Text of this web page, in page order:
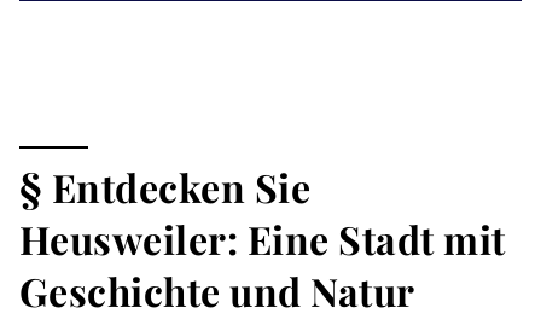
§ Entdecken Sie
Heusweiler: Eine Stadt mit
Geschichte und Natur